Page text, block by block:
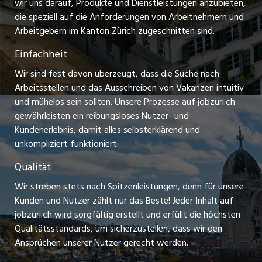
Praktikum-Jobs
Lehrstellen
Ferienjobs
Führungspositionen
Arbeitgeber
Jobline
schaffu.ch (VS)
ajourjob.ch
limmattalerzeitung.ch
radio24.ch
toxic.fm
telezüri.ch
chmedia.ch
die speziell auf die Anforderungen von Arbeitnehmern und
Arbeitgebern im Kanton Zürich zugeschnitten sind.
Einfachheit
Wir sind fest davon überzeugt, dass die Suche nach
Arbeitsstellen und das Ausschreiben von Vakanzen intuitiv
und mühelos sein sollten. Unsere Prozesse auf jobzüri.ch
gewährleisten ein reibungsloses Nutzer- und
Kundenerlebnis, damit alles selbsterklärend und
unkompliziert funktioniert.
Qualität
Wir streben stets nach Spitzenleistungen, denn für unsere
Kunden und Nutzer zählt nur das Beste! Jeder Inhalt auf
jobzüri.ch wird sorgfältig erstellt und erfüllt die höchsten
Qualitätsstandards, um sicherzustellen, dass wir den
Ansprüchen unserer Nutzer gerecht werden.